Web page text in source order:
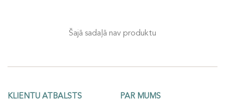
Šajā sadaļā nav produktu
KLIENTU ATBALSTS
PAR MUMS